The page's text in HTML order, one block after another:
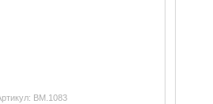
BM.1083